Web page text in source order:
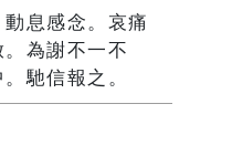
息感念。哀痛
為謝不一不
馳信報之。